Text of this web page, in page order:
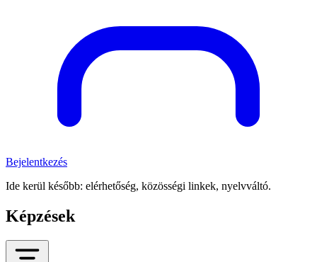
Bejelentkezés
Ide kerül később: elérhetőség, közösségi linkek, nyelvváltó.
Képzések